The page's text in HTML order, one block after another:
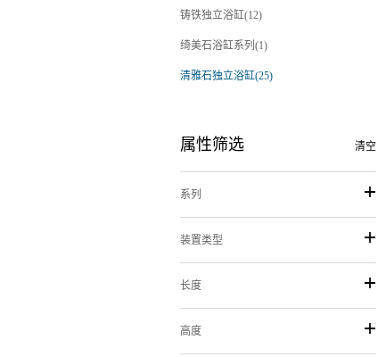
铸铁独立浴缸(12)
绮美石浴缸系列(1)
清雅石独立浴缸(25)
属性筛选 清空
系列
装置类型
长度
高度